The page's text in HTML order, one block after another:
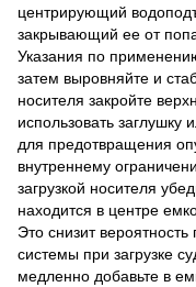
центрирующий
закрывающий ее от
Указания по
затем выровняйте и
носителя закройте
использовать
для предотвращения
внутреннему
загрузкой носителя
находится в центре
Это снизит
системы при загрузке
медленно добавьте в